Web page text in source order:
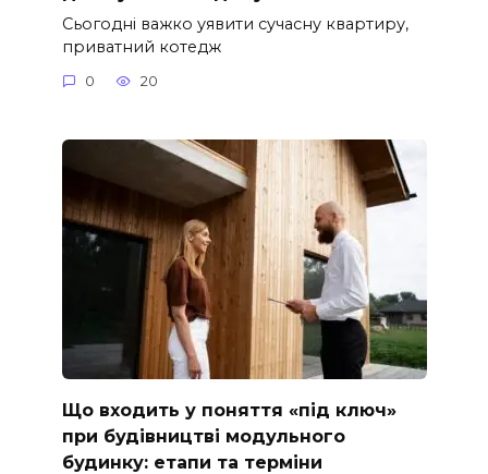
Сьогодні важко уявити сучасну квартиру,
приватний котедж
0 20
Що входить у поняття «під ключ»
при будівництві модульного
будинку: етапи та терміни